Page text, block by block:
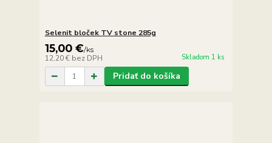
Selenit bloček TV stone 285g
15,00 €/ks
12,20 € bez DPH Skladom 1 ks
Pridať do košíka